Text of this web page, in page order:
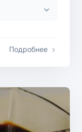
Подробнее